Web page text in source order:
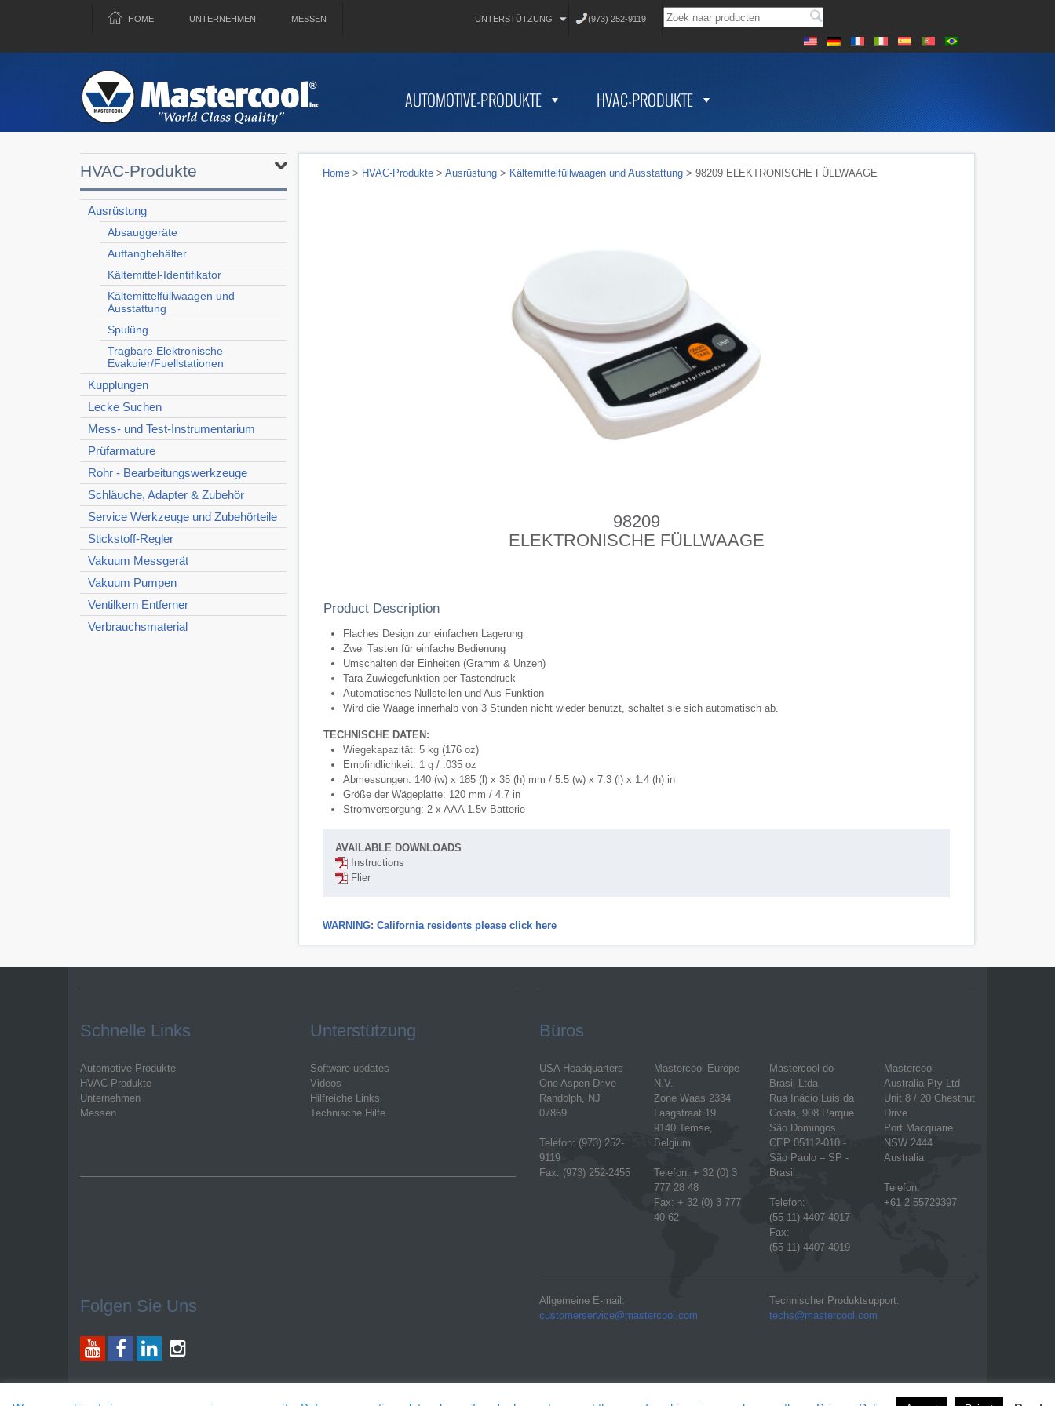
HOME UNTERNEHMEN MESSEN UNTERSTÜTZUNG (973) 252-9119
AUTOMOTIVE-PRODUKTE HVAC-PRODUKTE
HVAC-Produkte
Ausrüstung
Absauggeräte
Auffangbehälter
Kältemittel-Identifikator
Kältemittelfüllwaagen und
Ausstattung
Spulüng
Tragbare Elektronische
Evakuier/Fuellstationen
Kupplungen
Lecke Suchen
Mess- und Test-Instrumentarium
Prüfarmature
Rohr - Bearbeitungswerkzeuge
Schläuche, Adapter & Zubehör
Service Werkzeuge und Zubehörteile
Stickstoff-Regler
Vakuum Messgerät
Vakuum Pumpen
Ventilkern Entferner
Verbrauchsmaterial
Home> HVAC-Produkte> Ausrüstung> Kältemittelfüllwaagen und Ausstattung> 98209 ELEKTRONISCHE FÜLLWAAGE
98209
ELEKTRONISCHE FÜLLWAAGE
Product Description
Flaches Design zur einfachen Lagerung
Zwei Tasten für einfache Bedienung
Umschalten der Einheiten (Gramm & Unzen)
Tara-Zuwiegefunktion per Tastendruck
Automatisches Nullstellen und Aus-Funktion
Wird die Waage innerhalb von 3 Stunden nicht wieder benutzt, schaltet sie sich automatisch ab.
TECHNISCHE DATEN:
Wiegekapazität: 5 kg (176 oz)
Empfindlichkeit: 1 g / .035 oz
Abmessungen: 140 (w) x 185 (l) x 35 (h) mm / 5.5 (w) x 7.3 (l) x 1.4 (h) in
Größe der Wägeplatte: 120 mm / 4.7 in
Stromversorgung: 2 x AAA 1.5v Batterie
AVAILABLE DOWNLOADS
Instructions
Flier
WARNING: California residents please click here
Schnelle Links
Automotive-Produkte
HVAC-Produkte
Unternehmen
Messen
Unterstützung
Software-updates
Videos
Hilfreiche Links
Technische Hilfe
Büros
USA Headquarters
One Aspen Drive
Randolph, NJ
07869
Telefon: (973) 252-
9119
Fax: (973) 252-2455
Mastercool Europe
N.V.
Zone Waas 2334
Laagstraat 19
9140 Temse,
Belgium
Telefon: + 32 (0) 3
777 28 48
Fax: + 32 (0) 3 777
40 62
Mastercool do
Brasil Ltda
Rua Inácio Luis da
Costa, 908 Parque
São Domingos
CEP 05112-010 -
São Paulo – SP -
Brasil
Telefon:
(55 11) 4407 4017
Fax:
(55 11) 4407 4019
Mastercool
Australia Pty Ltd
Unit 8 / 20 Chestnut
Drive
Port Macquarie
NSW 2444
Australia
Telefon:
+61 2 55729397
Folgen Sie Uns
Allgemeine E-mail:
customerservice@mastercool.com
Technischer Produktsupport:
techs@mastercool.com